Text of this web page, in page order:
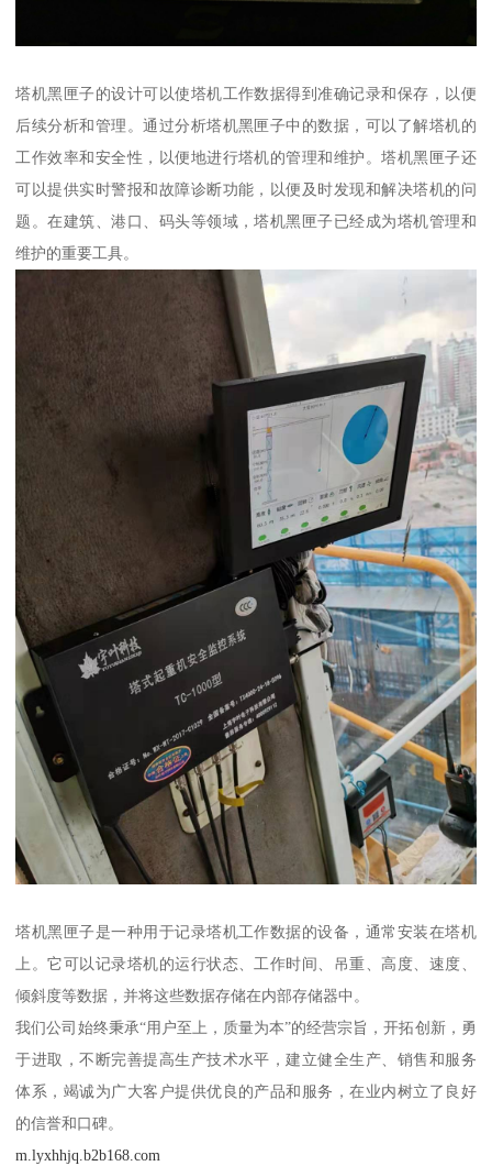
塔机黑匣子的设计可以使塔机工作数据得到准确记录和保存，以便
后续分析和管理。通过分析塔机黑匣子中的数据，可以了解塔机的
工作效率和安全性，以便地进行塔机的管理和维护。塔机黑匣子还
可以提供实时警报和故障诊断功能，以便及时发现和解决塔机的问
题。在建筑、港口、码头等领域，塔机黑匣子已经成为塔机管理和
维护的重要工具。
塔机黑匣子是一种用于记录塔机工作数据的设备，通常安装在塔机
上。它可以记录塔机的运行状态、工作时间、吊重、高度、速度、
倾斜度等数据，并将这些数据存储在内部存储器中。
我们公司始终秉承“用户至上，质量为本”的经营宗旨，开拓创新，勇
于进取，不断完善提高生产技术水平，建立健全生产、销售和服务
体系，竭诚为广大客户提供优良的产品和服务，在业内树立了良好
的信誉和口碑。
m.lyxhhjq.b2b168.com